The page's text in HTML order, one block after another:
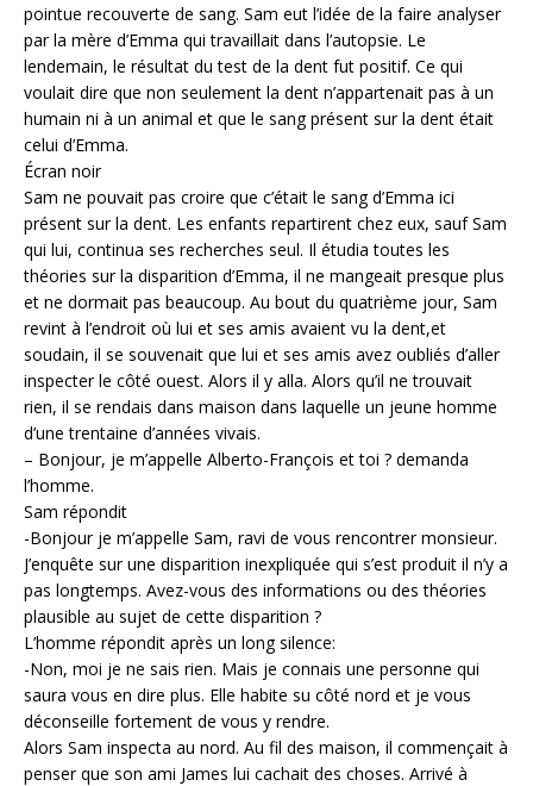
pointue recouverte de sang. Sam eut l’idée de la faire analyser
par la mère d’Emma qui travaillait dans l’autopsie. Le
lendemain, le résultat du test de la dent fut positif. Ce qui
voulait dire que non seulement la dent n’appartenait pas à un
humain ni à un animal et que le sang présent sur la dent était
celui d’Emma.
Écran noir
Sam ne pouvait pas croire que c’était le sang d’Emma ici
présent sur la dent. Les enfants repartirent chez eux, sauf Sam
qui lui, continua ses recherches seul. Il étudia toutes les
théories sur la disparition d’Emma, il ne mangeait presque plus
et ne dormait pas beaucoup. Au bout du quatrième jour, Sam
revint à l’endroit où lui et ses amis avaient vu la dent,et
soudain, il se souvenait que lui et ses amis avez oubliés d’aller
inspecter le côté ouest. Alors il y alla. Alors qu’il ne trouvait
rien, il se rendais dans maison dans laquelle un jeune homme
d’une trentaine d’années vivais.
– Bonjour, je m’appelle Alberto-François et toi ? demanda
l’homme.
Sam répondit
-Bonjour je m’appelle Sam, ravi de vous rencontrer monsieur.
J’enquête sur une disparition inexpliquée qui s’est produit il n’y a
pas longtemps. Avez-vous des informations ou des théories
plausible au sujet de cette disparition ?
L’homme répondit après un long silence:
-Non, moi je ne sais rien. Mais je connais une personne qui
saura vous en dire plus. Elle habite su côté nord et je vous
déconseille fortement de vous y rendre.
Alors Sam inspecta au nord. Au fil des maison, il commençait à
penser que son ami James lui cachait des choses. Arrivé à